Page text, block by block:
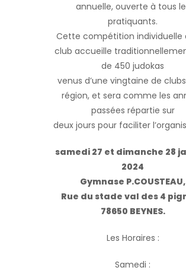
annuelle, ouverte à tous
pratiquants.
Cette compétition individuelle
club accueille
de 450 judokas
venus d’une vingtaine de
région, et sera comme les
passées répartie sur
deux jours pour faciliter
samedi 27 et dimanche 28
2024
Gymnase P.COUSTEAU,
Rue du stade val des 4
78650 BEYNES.
Les Horaires :
Samedi :